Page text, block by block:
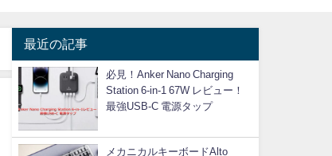
最近の記事
必見！Anker Nano Charging
Station 6-in-1 67W レビュー！
最強USB-C 電源タップ
メカニカルキーボードAlto